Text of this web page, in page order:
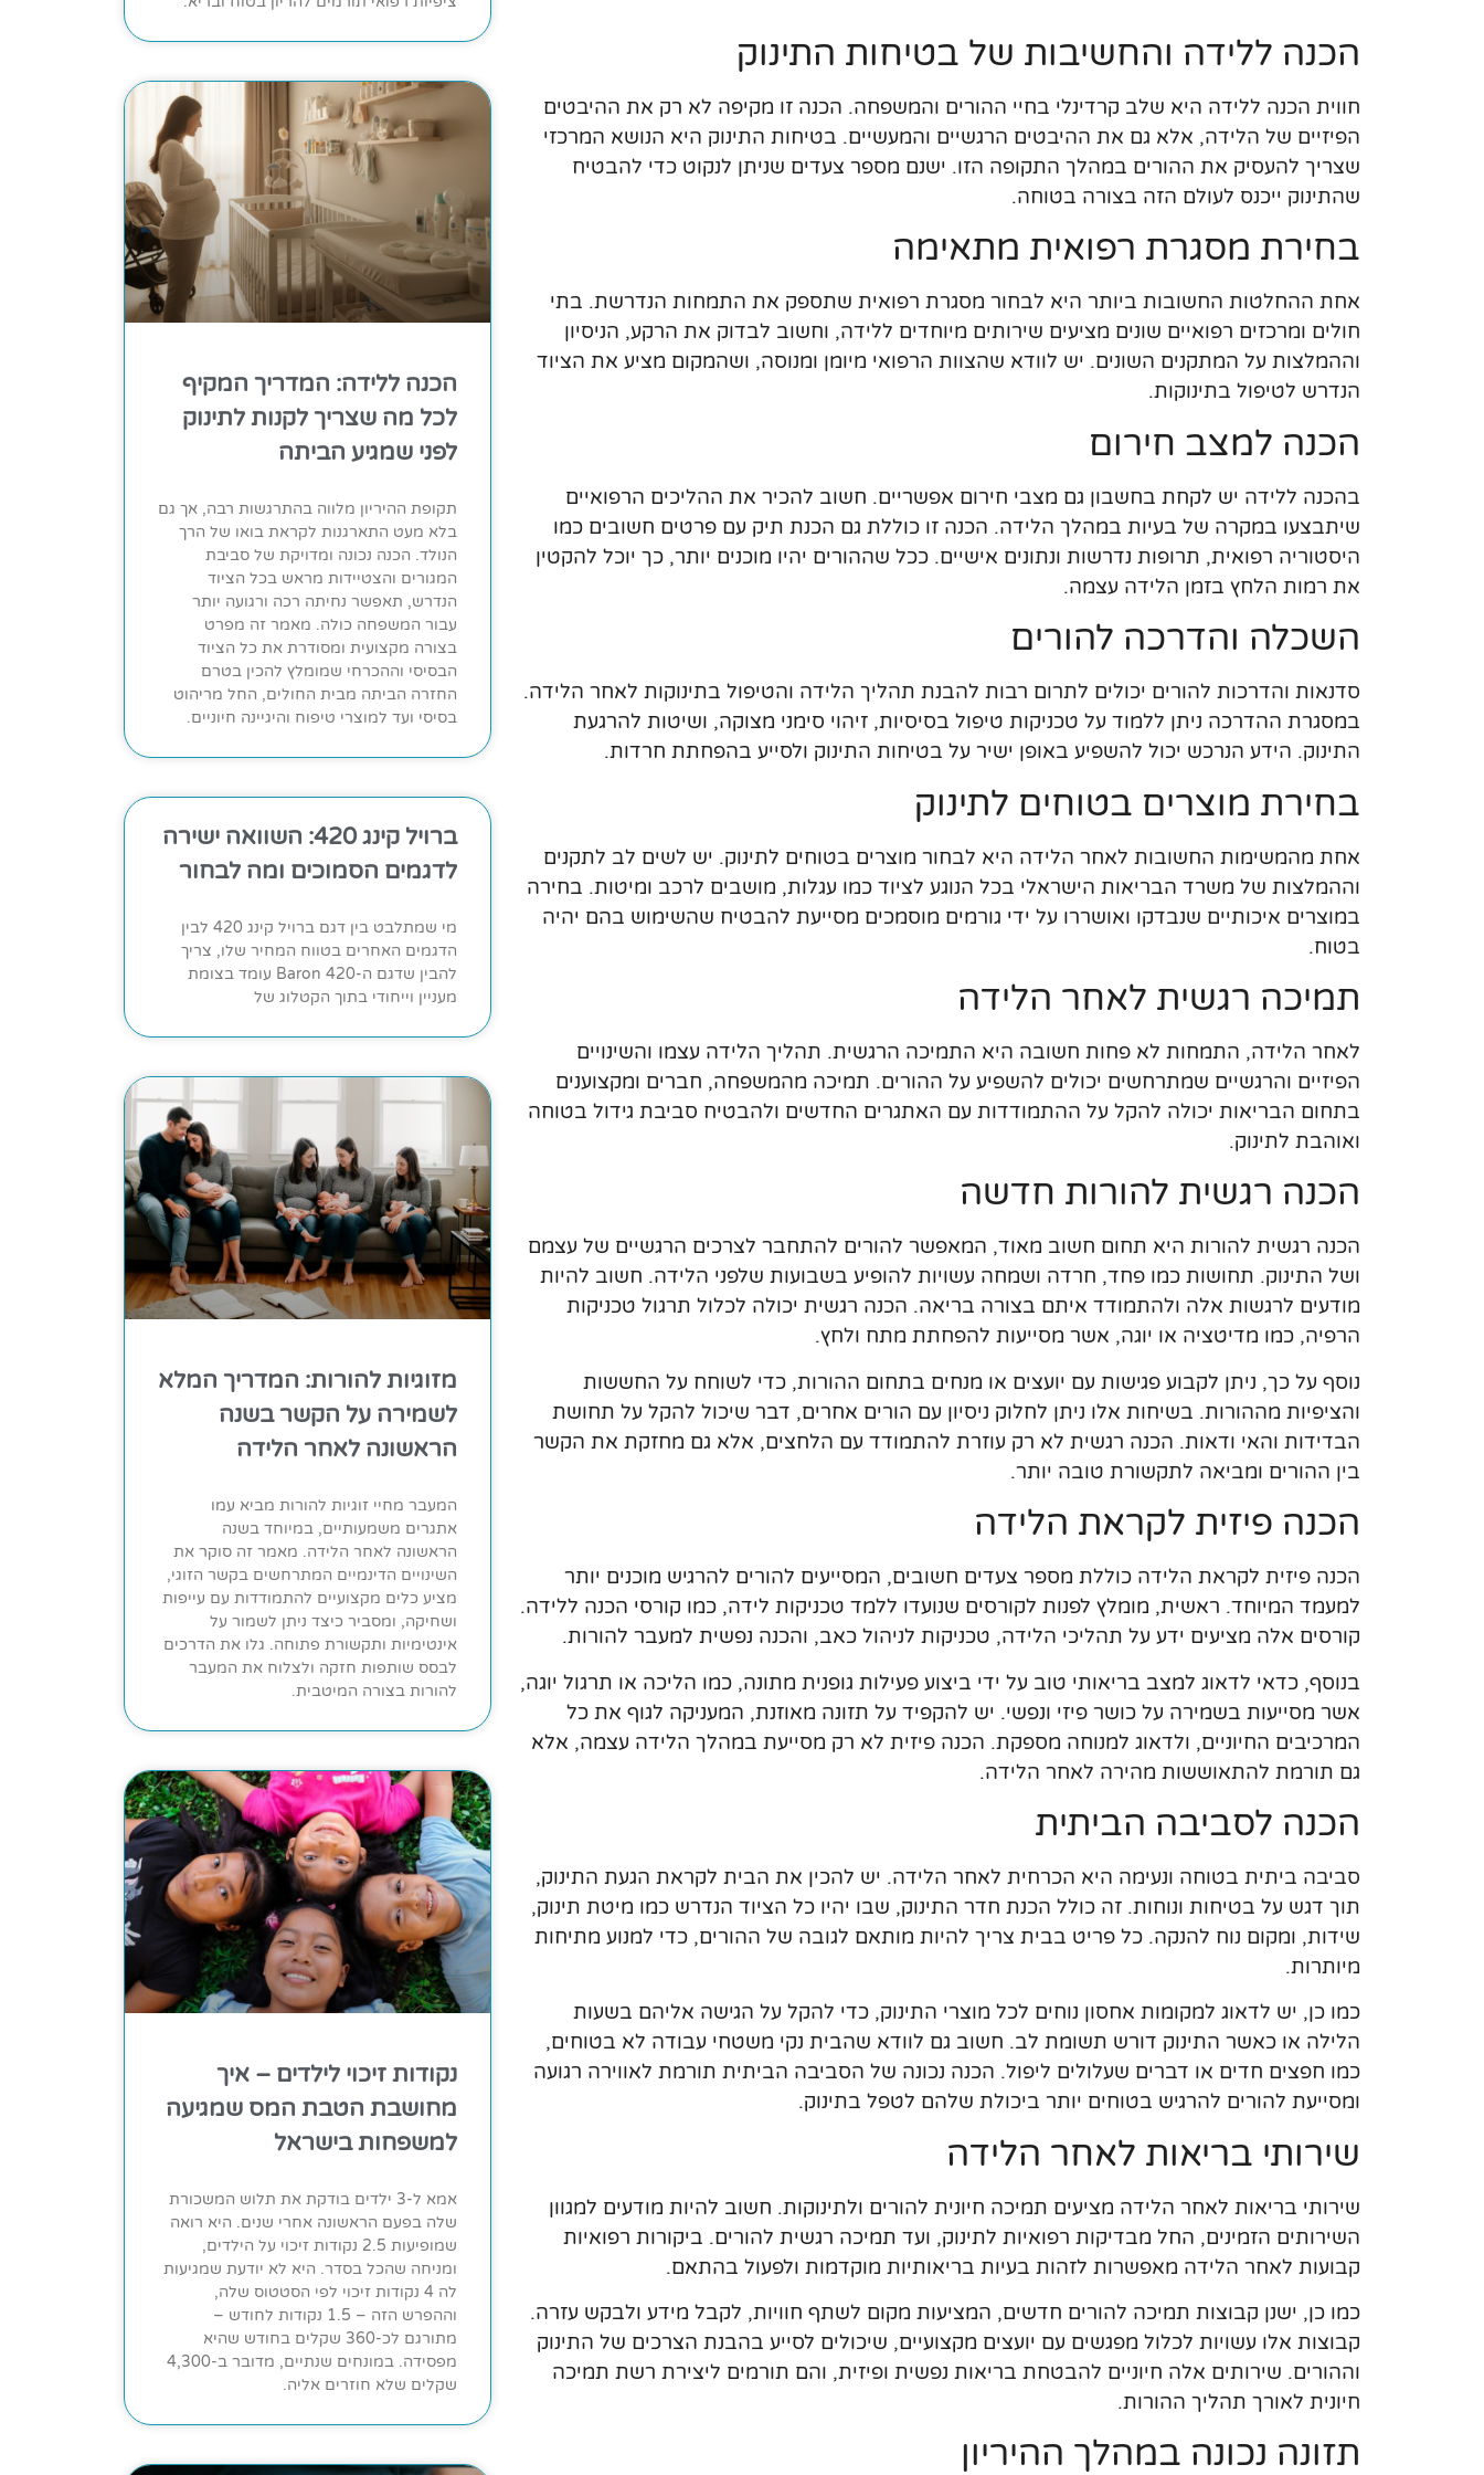
הכנה ללידה והחשיבות של בטיחות התינוק
חווית הכנה ללידה היא שלב קרדינלי בחיי ההורים והמשפחה. הכנה זו מקיפה לא רק את ההיבטים
הפיזיים של הלידה, אלא גם את ההיבטים הרגשיים והמעשיים. בטיחות התינוק היא הנושא המרכזי
שצריך להעסיק את ההורים במהלך התקופה הזו. ישנם מספר צעדים שניתן לנקוט כדי להבטיח
שהתינוק ייכנס לעולם הזה בצורה בטוחה.
בחירת מסגרת רפואית מתאימה
אחת ההחלטות החשובות ביותר היא לבחור מסגרת רפואית שתספק את התמחות הנדרשת. בתי
חולים ומרכזים רפואיים שונים מציעים שירותים מיוחדים ללידה, וחשוב לבדוק את הרקע, הניסיון
וההמלצות על המתקנים השונים. יש לוודא שהצוות הרפואי מיומן ומנוסה, ושהמקום מציע את הציוד
הנדרש לטיפול בתינוקות.
הכנה למצב חירום
בהכנה ללידה יש לקחת בחשבון גם מצבי חירום אפשריים. חשוב להכיר את ההליכים הרפואיים
שיתבצעו במקרה של בעיות במהלך הלידה. הכנה זו כוללת גם הכנת תיק עם פרטים חשובים כמו
היסטוריה רפואית, תרופות נדרשות ונתונים אישיים. ככל שההורים יהיו מוכנים יותר, כך יוכל להקטין
את רמות הלחץ בזמן הלידה עצמה.
השכלה והדרכה להורים
סדנאות והדרכות להורים יכולים לתרום רבות להבנת תהליך הלידה והטיפול בתינוקות לאחר הלידה.
במסגרת ההדרכה ניתן ללמוד על טכניקות טיפול בסיסיות, זיהוי סימני מצוקה, ושיטות להרגעת
התינוק. הידע הנרכש יכול להשפיע באופן ישיר על בטיחות התינוק ולסייע בהפחתת חרדות.
בחירת מוצרים בטוחים לתינוק
אחת מהמשימות החשובות לאחר הלידה היא לבחור מוצרים בטוחים לתינוק. יש לשים לב לתקנים
וההמלצות של משרד הבריאות הישראלי בכל הנוגע לציוד כמו עגלות, מושבים לרכב ומיטות. בחירה
במוצרים איכותיים שנבדקו ואושררו על ידי גורמים מוסמכים מסייעת להבטיח שהשימוש בהם יהיה
בטוח.
תמיכה רגשית לאחר הלידה
לאחר הלידה, התמחות לא פחות חשובה היא התמיכה הרגשית. תהליך הלידה עצמו והשינויים
הפיזיים והרגשיים שמתרחשים יכולים להשפיע על ההורים. תמיכה מהמשפחה, חברים ומקצוענים
בתחום הבריאות יכולה להקל על ההתמודדות עם האתגרים החדשים ולהבטיח סביבת גידול בטוחה
ואוהבת לתינוק.
הכנה רגשית להורות חדשה
הכנה רגשית להורות היא תחום חשוב מאוד, המאפשר להורים להתחבר לצרכים הרגשיים של עצמם
ושל התינוק. תחושות כמו פחד, חרדה ושמחה עשויות להופיע בשבועות שלפני הלידה. חשוב להיות
מודעים לרגשות אלה ולהתמודד איתם בצורה בריאה. הכנה רגשית יכולה לכלול תרגול טכניקות
הרפיה, כמו מדיטציה או יוגה, אשר מסייעות להפחתת מתח ולחץ.
נוסף על כך, ניתן לקבוע פגישות עם יועצים או מנחים בתחום ההורות, כדי לשוחח על החששות
והציפיות מההורות. בשיחות אלו ניתן לחלוק ניסיון עם הורים אחרים, דבר שיכול להקל על תחושת
הבדידות והאי ודאות. הכנה רגשית לא רק עוזרת להתמודד עם הלחצים, אלא גם מחזקת את הקשר
בין ההורים ומביאה לתקשורת טובה יותר.
הכנה פיזית לקראת הלידה
הכנה פיזית לקראת הלידה כוללת מספר צעדים חשובים, המסייעים להורים להרגיש מוכנים יותר
למעמד המיוחד. ראשית, מומלץ לפנות לקורסים שנועדו ללמד טכניקות לידה, כמו קורסי הכנה ללידה.
קורסים אלה מציעים ידע על תהליכי הלידה, טכניקות לניהול כאב, והכנה נפשית למעבר להורות.
בנוסף, כדאי לדאוג למצב בריאותי טוב על ידי ביצוע פעילות גופנית מתונה, כמו הליכה או תרגול יוגה,
אשר מסייעות בשמירה על כושר פיזי ונפשי. יש להקפיד על תזונה מאוזנת, המעניקה לגוף את כל
המרכיבים החיוניים, ולדאוג למנוחה מספקת. הכנה פיזית לא רק מסייעת במהלך הלידה עצמה, אלא
גם תורמת להתאוששות מהירה לאחר הלידה.
הכנה לסביבה הביתית
סביבה ביתית בטוחה ונעימה היא הכרחית לאחר הלידה. יש להכין את הבית לקראת הגעת התינוק,
תוך דגש על בטיחות ונוחות. זה כולל הכנת חדר התינוק, שבו יהיו כל הציוד הנדרש כמו מיטת תינוק,
שידות, ומקום נוח להנקה. כל פריט בבית צריך להיות מותאם לגובה של ההורים, כדי למנוע מתיחות
מיותרות.
כמו כן, יש לדאוג למקומות אחסון נוחים לכל מוצרי התינוק, כדי להקל על הגישה אליהם בשעות
הלילה או כאשר התינוק דורש תשומת לב. חשוב גם לוודא שהבית נקי משטחי עבודה לא בטוחים,
כמו חפצים חדים או דברים שעלולים ליפול. הכנה נכונה של הסביבה הביתית תורמת לאווירה רגועה
ומסייעת להורים להרגיש בטוחים יותר ביכולת שלהם לטפל בתינוק.
שירותי בריאות לאחר הלידה
שירותי בריאות לאחר הלידה מציעים תמיכה חיונית להורים ולתינוקות. חשוב להיות מודעים למגוון
השירותים הזמינים, החל מבדיקות רפואיות לתינוק, ועד תמיכה רגשית להורים. ביקורות רפואיות
קבועות לאחר הלידה מאפשרות לזהות בעיות בריאותיות מוקדמות ולפעול בהתאם.
כמו כן, ישנן קבוצות תמיכה להורים חדשים, המציעות מקום לשתף חוויות, לקבל מידע ולבקש עזרה.
קבוצות אלו עשויות לכלול מפגשים עם יועצים מקצועיים, שיכולים לסייע בהבנת הצרכים של התינוק
וההורים. שירותים אלה חיוניים להבטחת בריאות נפשית ופיזית, והם תורמים ליצירת רשת תמיכה
חיונית לאורך תהליך ההורות.
תזונה נכונה במהלך ההיריון
הכנה ללידה: המדריך המקיף
לכל מה שצריך לקנות לתינוק
לפני שמגיע הביתה
תקופת ההיריון מלווה בהתרגשות רבה, אך גם
בלא מעט התארגנות לקראת בואו של הרך
הנולד. הכנה נכונה ומדויקת של סביבת
המגורים והצטיידות מראש בכל הציוד
הנדרש, תאפשר נחיתה רכה ורגועה יותר
עבור המשפחה כולה. מאמר זה מפרט
בצורה מקצועית ומסודרת את כל הציוד
הבסיסי וההכרחי שמומלץ להכין בטרם
החזרה הביתה מבית החולים, החל מריהוט
בסיסי ועד למוצרי טיפוח והיגיינה חיוניים.
ברויל קינג 420: השוואה ישירה
לדגמים הסמוכים ומה לבחור
מי שמתלבט בין דגם ברויל קינג 420 לבין
הדגמים האחרים בטווח המחיר שלו, צריך
להבין שדגם ה-Baron 420 עומד בצומת
מעניין וייחודי בתוך הקטלוג של
מזוגיות להורות: המדריך המלא
לשמירה על הקשר בשנה
הראשונה לאחר הלידה
המעבר מחיי זוגיות להורות מביא עמו
אתגרים משמעותיים, במיוחד בשנה
הראשונה לאחר הלידה. מאמר זה סוקר את
השינויים הדינמיים המתרחשים בקשר הזוגי,
מציע כלים מקצועיים להתמודדות עם עייפות
ושחיקה, ומסביר כיצד ניתן לשמור על
אינטימיות ותקשורת פתוחה. גלו את הדרכים
לבסס שותפות חזקה ולצלוח את המעבר
להורות בצורה המיטבית.
נקודות זיכוי לילדים – איך
מחושבת הטבת המס שמגיעה
למשפחות בישראל
אמא ל-3 ילדים בודקת את תלוש המשכורת
שלה בפעם הראשונה אחרי שנים. היא רואה
שמופיעות 2.5 נקודות זיכוי על הילדים,
ומניחה שהכל בסדר. היא לא יודעת שמגיעות
לה 4 נקודות זיכוי לפי הסטטוס שלה,
וההפרש הזה – 1.5 נקודות לחודש –
מתורגם לכ-360 שקלים בחודש שהיא
מפסידה. במונחים שנתיים, מדובר ב-4,300
שקלים שלא חוזרים אליה.